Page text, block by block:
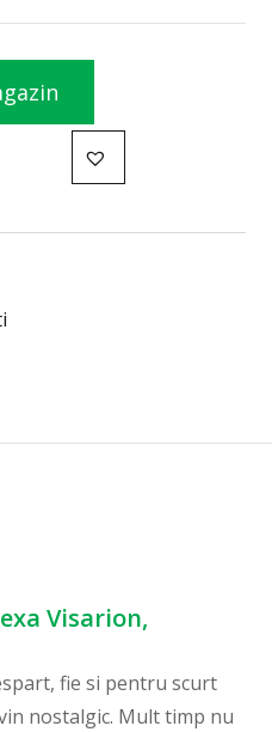
Visarion,
fie si pentru scurt
nostalgic. Mult timp nu